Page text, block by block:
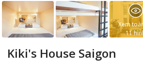
Kiki's House Saigon
Xem
11